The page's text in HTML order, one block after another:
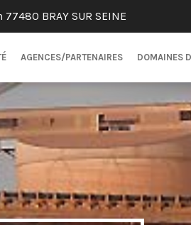
BRAY SUR SEINE
AGENCES/PARTENAIRES DOMAINES